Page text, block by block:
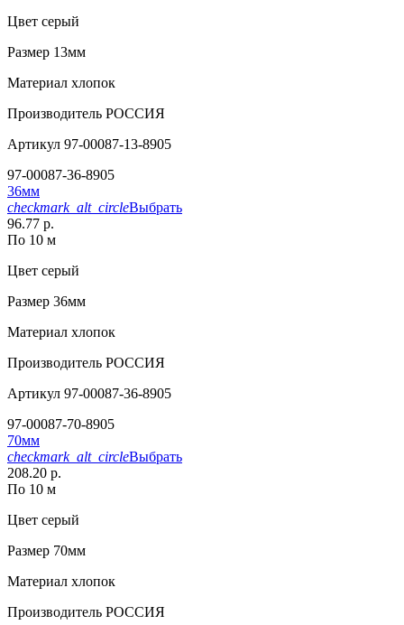
Цвет серый
Размер 13мм
Материал хлопок
Производитель РОССИЯ
Артикул 97-00087-13-8905
97-00087-36-8905
36мм
checkmark_alt_circleВыбрать
96.77 р.
По 10 м
Цвет серый
Размер 36мм
Материал хлопок
Производитель РОССИЯ
Артикул 97-00087-36-8905
97-00087-70-8905
70мм
checkmark_alt_circleВыбрать
208.20 р.
По 10 м
Цвет серый
Размер 70мм
Материал хлопок
Производитель РОССИЯ